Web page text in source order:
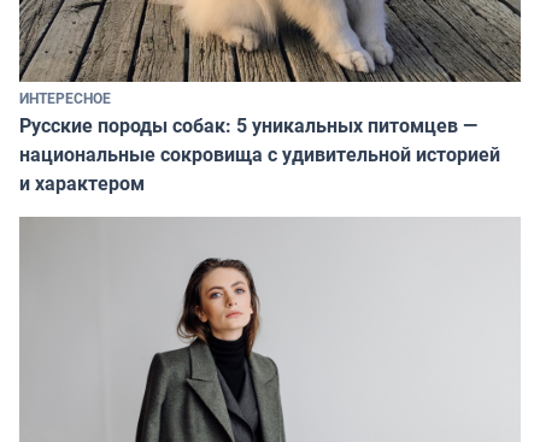
ИНТЕРЕСНОЕ
Русские породы собак: 5 уникальных питомцев —
национальные сокровища с удивительной историей
и характером